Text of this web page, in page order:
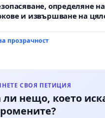
определяне на
и извършване на
на републиканския път
проход
прозрачност
СВОЯ ПЕТИЦИЯ
нещо, което